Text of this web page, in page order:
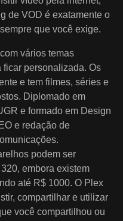
de VOD é exatamente o
que você exige.
vários temas
personalizada. Os
e tem filmes, séries e
Diplomado em
e formado em Design
e redação de
podem ser
embora existem
até R$ 1000. O Plex
compartilhar e utilizar
você compartilhou ou